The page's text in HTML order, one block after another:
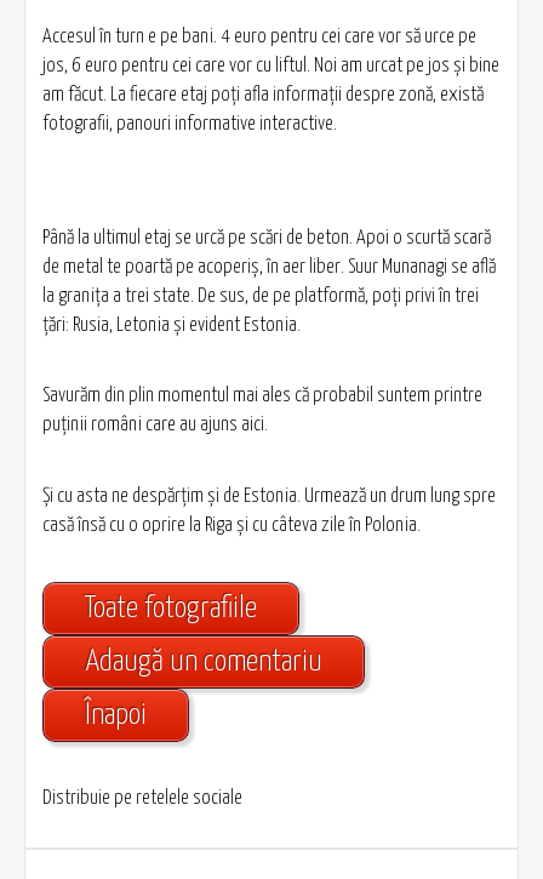
Accesul în turn e pe bani. 4 euro pentru cei care vor să urce pe
jos, 6 euro pentru cei care vor cu liftul. Noi am urcat pe jos şi bine
am făcut. La fiecare etaj poţi afla informaţii despre zonă, există
fotografii, panouri informative interactive.
Până la ultimul etaj se urcă pe scări de beton. Apoi o scurtă scară
de metal te poartă pe acoperiş, în aer liber. Suur Munanagi se află
la graniţa a trei state. De sus, de pe platformă, poţi privi în trei
ţări: Rusia, Letonia şi evident Estonia.
Savurăm din plin momentul mai ales că probabil suntem printre
puţinii români care au ajuns aici.
Şi cu asta ne despărţim şi de Estonia. Urmează un drum lung spre
casă însă cu o oprire la Riga şi cu câteva zile în Polonia.
Toate fotografiile
Adaugă un comentariu
Înapoi
Distribuie pe retelele sociale